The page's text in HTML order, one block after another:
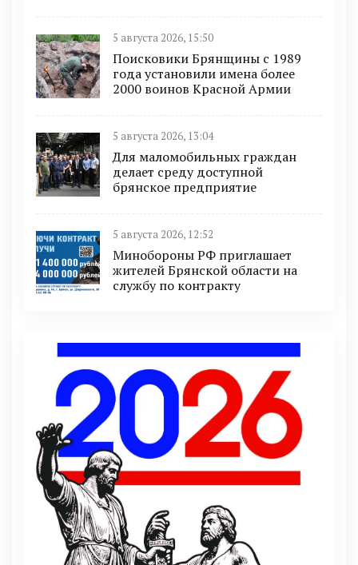
5 августа 2026, 15:50
Поисковики Брянщины с 1989
года установили имена более
2000 воинов Красной Армии
5 августа 2026, 13:04
Для маломобильных граждан
делает среду доступной
брянское предприятие
5 августа 2026, 12:52
Минобoроны РФ приглaшaет
житeлeй Брянской области на
службу по контракту